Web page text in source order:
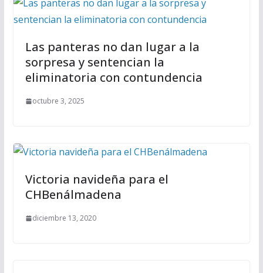
Las panteras no dan lugar a la
sorpresa y sentencian la
eliminatoria con contundencia
octubre 3, 2025
Victoria navideña para el
CHBenálmadena
diciembre 13, 2020